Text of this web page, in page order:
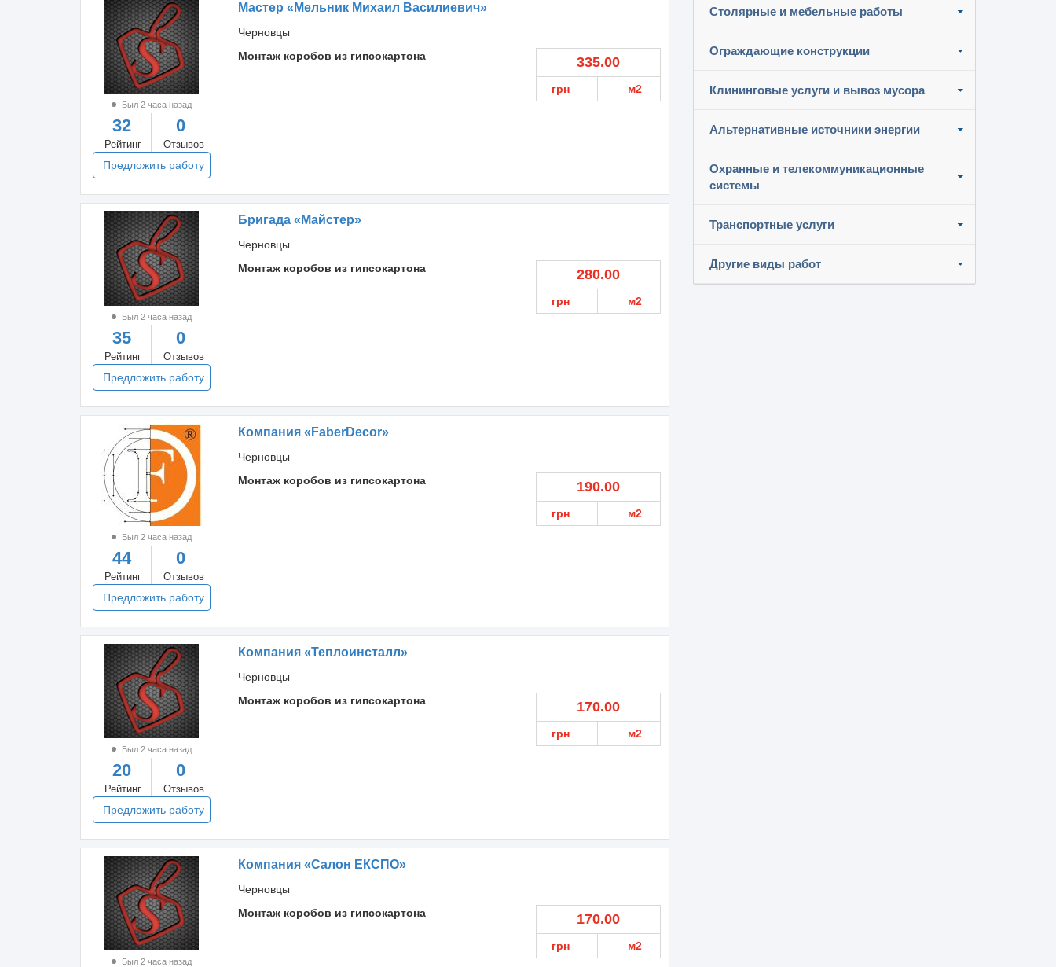
Столярные и мебельные работы
Ограждающие конструкции
Клининговые услуги и вывоз мусора
Альтернативные источники энергии
Охранные и телекоммуникационные
системы
Транспортные услуги
Другие виды работ
Был 2 часа назад
32
Рейтинг
0
Отзывов
Предложить работу
Мастер «Мельник Михаил Василиевич»
Черновцы
Монтаж коробов из гипсокартона
335.00
грн м2
Был 2 часа назад
35
Рейтинг
0
Отзывов
Предложить работу
Бригада «Майстер»
Черновцы
Монтаж коробов из гипсокартона
280.00
грн м2
Был 2 часа назад
44
Рейтинг
0
Отзывов
Предложить работу
Компания «FaberDecor»
Черновцы
Монтаж коробов из гипсокартона
190.00
грн м2
Был 2 часа назад
20
Рейтинг
0
Отзывов
Предложить работу
Компания «Теплоинсталл»
Черновцы
Монтаж коробов из гипсокартона
170.00
грн м2
Был 2 часа назад
Компания «Салон ЕКСПО»
Черновцы
Монтаж коробов из гипсокартона
170.00
грн м2